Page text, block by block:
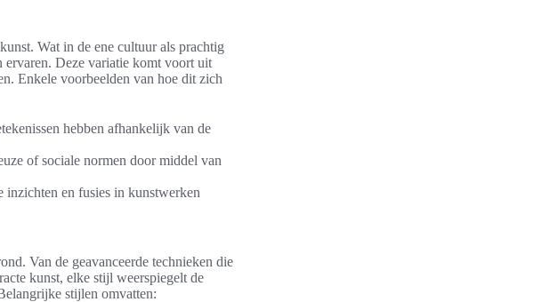
Wat in de ene cultuur als prachtig
Deze variatie komt voort uit
Enkele voorbeelden van hoe dit zich
hebben afhankelijk van de
of sociale normen door middel van
en fusies in kunstwerken
Van de geavanceerde technieken die
kunst, elke stijl weerspiegelt de
stijlen omvatten: